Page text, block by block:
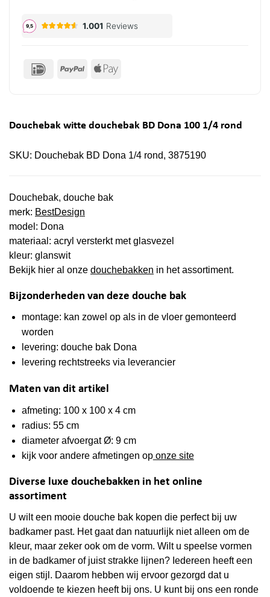
IDeal PayPal Apple
Douchebak witte douchebak BD Dona 100 1/4 rond
SKU: Douchebak BD Dona 1/4 rond, 3875190
Douchebak, douche bak
merk: BestDesign
model: Dona
materiaal: acryl versterkt met glasvezel
kleur: glanswit
Bekijk hier al onze douchebakken in het assortiment.
Bijzonderheden van deze douche bak
montage: kan zowel op als in de vloer gemonteerd
worden
levering: douche bak Dona
levering rechtstreeks via leverancier
Maten van dit artikel
afmeting: 100 x 100 x 4 cm
radius: 55 cm
diameter afvoergat Ø: 9 cm
kijk voor andere afmetingen oponze site
Diverse luxe douchebakken in het online
assortiment
U wilt een mooie douche bak kopen die perfect bij uw
badkamer past. Het gaat dan natuurlijk niet alleen om de
kleur, maar zeker ook om de vorm. Wilt u speelse vormen
in de badkamer of juist strakke lijnen? Iedereen heeft een
eigen stijl. Daarom hebben wij ervoor gezorgd dat u
voldoende te kiezen heeft bij ons. U kunt bij ons een ronde